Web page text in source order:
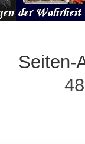
Seiten-